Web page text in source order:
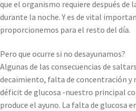
que el organismo requiere después de
durante la noche. Y es de vital
proporcionemos para el resto del día.
Pero que ocurre si no desayunamos?
Algunas de las consecuencias de
decaimiento, falta de concentración y
déficit de glucosa -nuestro principal
produce el ayuno. La falta de glucosa